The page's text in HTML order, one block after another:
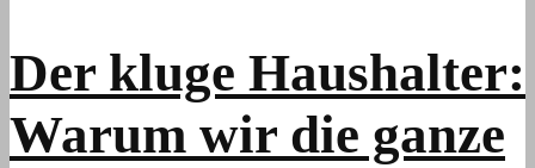
Der kluge Haushalter:
Warum wir die ganze